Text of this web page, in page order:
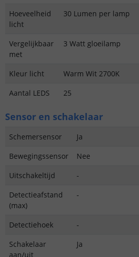
Hoeveelheid
licht
30 Lumen per lamp
Vergelijkbaar
met
3 Watt gloeilamp
Kleur licht
Warm Wit 2700K
Aantal LEDS
25
Sensor en schakelaar
Schemersensor
Ja
Bewegingssensor
Nee
Uitschakeltijd
-
Detectieafstand
(max)
-
Detectiehoek
-
Schakelaar
aan/uit
Ja